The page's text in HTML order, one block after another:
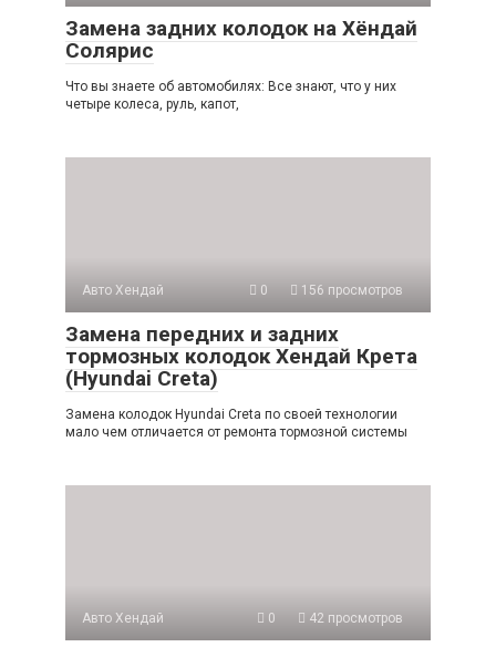
Замена задних колодок на Хёндай
Солярис
Что вы знаете об автомобилях: Все знают, что у них
четыре колеса, руль, капот,
Авто Хендай 0 156 просмотров
Замена передних и задних
тормозных колодок Хендай Крета
(Hyundai Creta)
Замена колодок Hyundai Creta по своей технологии
мало чем отличается от ремонта тормозной системы
Авто Хендай 0 42 просмотров